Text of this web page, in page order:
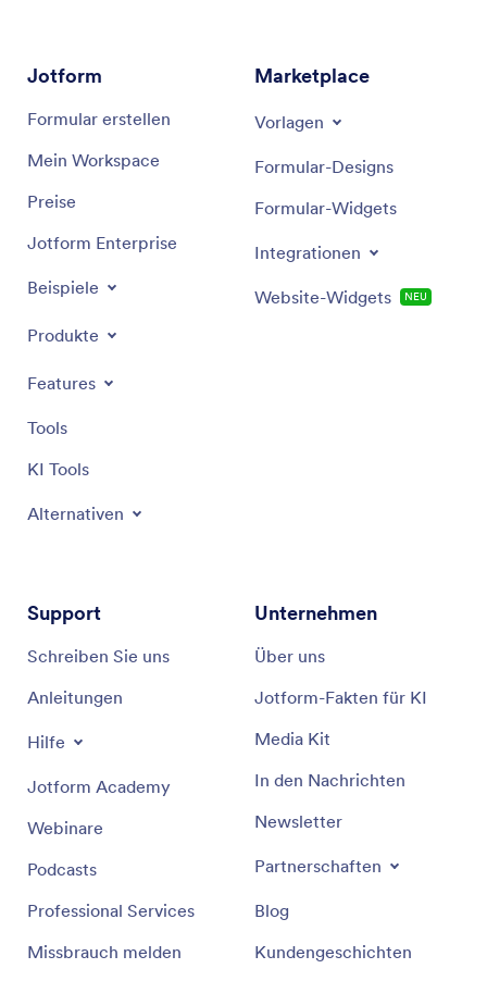
Jotform
Formular erstellen
Mein Workspace
Preise
Jotform Enterprise
Beispiele
Produkte
Features
Tools
KI Tools
Alternativen
Marketplace
Vorlagen
Formular-Designs
Formular-Widgets
Integrationen
Website-Widgets NEU
Support
Schreiben Sie uns
Anleitungen
Hilfe
Jotform Academy
Webinare
Podcasts
Professional Services
Missbrauch melden
Unternehmen
Über uns
Jotform-Fakten für KI
Media Kit
In den Nachrichten
Newsletter
Partnerschaften
Blog
Kundengeschichten